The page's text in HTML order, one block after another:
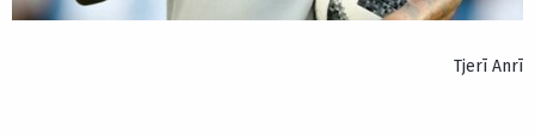
Tjerī Anrī